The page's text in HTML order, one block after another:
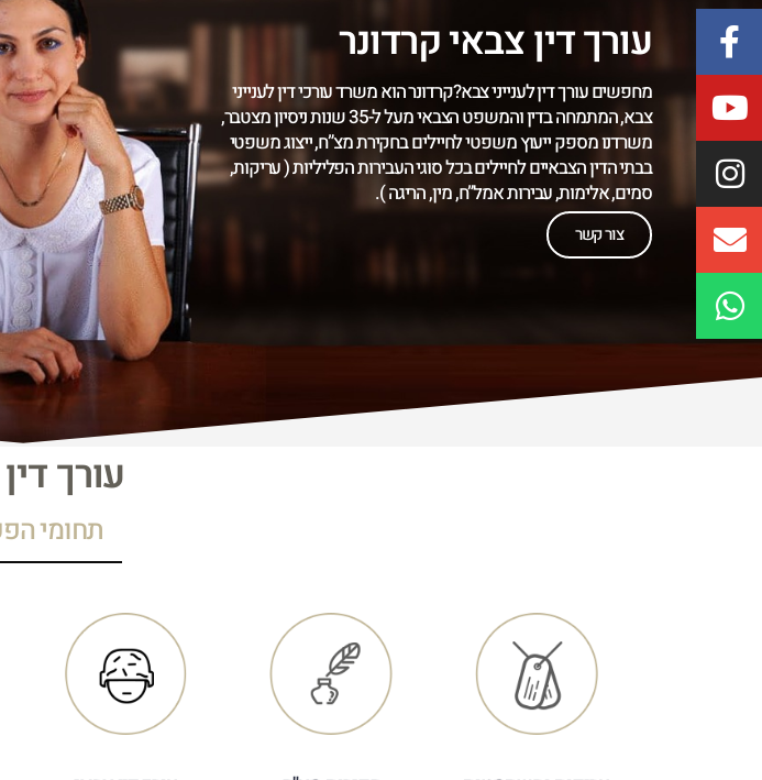
עורך דין צבאי קרדונר
מחפשים עורך דין לענייני צבא?קרדונר הוא משרד עורכי דין לענייני
צבא, המתמחה בדין והמשפט הצבאי מעל ל-35 שנות ניסיון מצטבר,
משרדנו מספק ייעוץ משפטי לחיילים בחקירת מצ”ח, ייצוג משפטי
בבתי הדין הצבאיים לחיילים בכל סוגי העבירות הפליליות ( עריקות,
סמים, אלימות, עבירות אמל”ח, מין, הריגה ).
צור קשר
עורך
תחומי